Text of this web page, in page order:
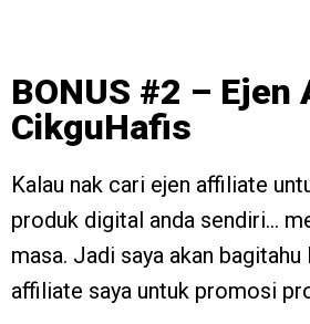
BONUS #2 –
CikguHafis
Kalau nak cari ejen affiliate
produk digital anda sendiri…
masa. Jadi saya akan bagitahu
affiliate saya untuk promosi